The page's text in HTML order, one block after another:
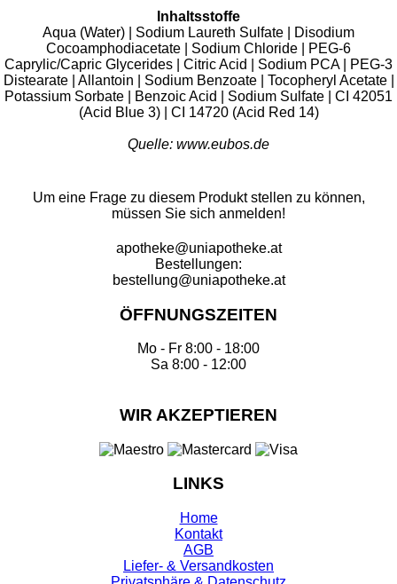
Inhaltsstoffe
Aqua (Water) | Sodium Laureth Sulfate | Disodium
Cocoamphodiacetate | Sodium Chloride | PEG-6
Caprylic/Capric Glycerides | Citric Acid | Sodium PCA | PEG-3
Distearate | Allantoin | Sodium Benzoate | Tocopheryl Acetate |
Potassium Sorbate | Benzoic Acid | Sodium Sulfate | CI 42051
(Acid Blue 3) | CI 14720 (Acid Red 14)
Quelle: www.eubos.de
Um eine Frage zu diesem Produkt stellen zu können,
müssen Sie sich anmelden!
apotheke@uniapotheke.at
Bestellungen:
bestellung@uniapotheke.at
ÖFFNUNGSZEITEN
Mo - Fr 8:00 - 18:00
Sa 8:00 - 12:00
WIR AKZEPTIEREN
LINKS
Home
Kontakt
AGB
Liefer- & Versandkosten